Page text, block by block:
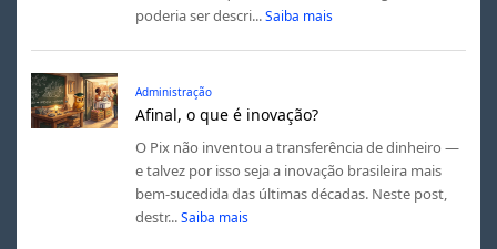
poderia ser descri... Saiba mais
Administração
Afinal, o que é inovação?
O Pix não inventou a transferência de dinheiro —
e talvez por isso seja a inovação brasileira mais
bem-sucedida das últimas décadas. Neste post,
destr... Saiba mais